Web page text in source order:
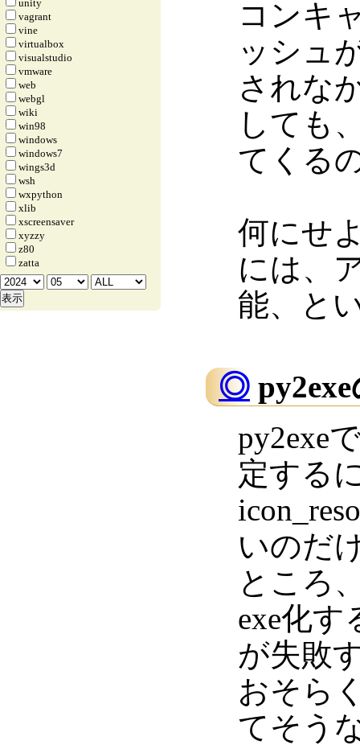
コンキ
ッシュ
されな
しても
てくる
何にせ
には、
能、と
◎
py2exe
定する
いのだ
ところ
exe化す
が失敗
おそら
てそう
unity
vagrant
vine
virtualbox
visualstudio
vmware
web
webgl
wiki
win98
windows
windows7
wings3d
wsh
wxpython
xlib
xscreensaver
xyzzy
z80
zatta